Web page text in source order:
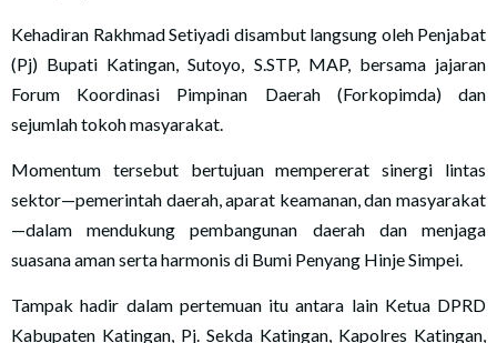
Kehadiran Rakhmad Setiyadi disambut langsung oleh Penjabat
(Pj) Bupati Katingan, Sutoyo, S.STP, MAP, bersama jajaran
Forum Koordinasi Pimpinan Daerah (Forkopimda) dan
sejumlah tokoh masyarakat.
Momentum tersebut bertujuan mempererat sinergi lintas
sektor—pemerintah daerah, aparat keamanan, dan masyarakat
—dalam mendukung pembangunan daerah dan menjaga
suasana aman serta harmonis di Bumi Penyang Hinje Simpei.
Tampak hadir dalam pertemuan itu antara lain Ketua DPRD
Kabupaten Katingan, Pj. Sekda Katingan, Kapolres Katingan,